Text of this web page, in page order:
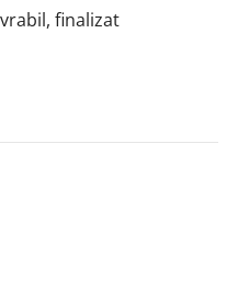
finalizat